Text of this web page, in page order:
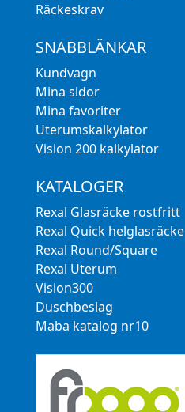
Räckeskrav
SNABBLÄNKAR
Kundvagn
Mina sidor
Mina favoriter
Uterumskalkylator
Vision 200 kalkylator
KATALOGER
Rexal Glasräcke rostfritt
Rexal Quick helglasräcke
Rexal Round/Square
Rexal Uterum
Vision300
Duschbeslag
Maba katalog nr10